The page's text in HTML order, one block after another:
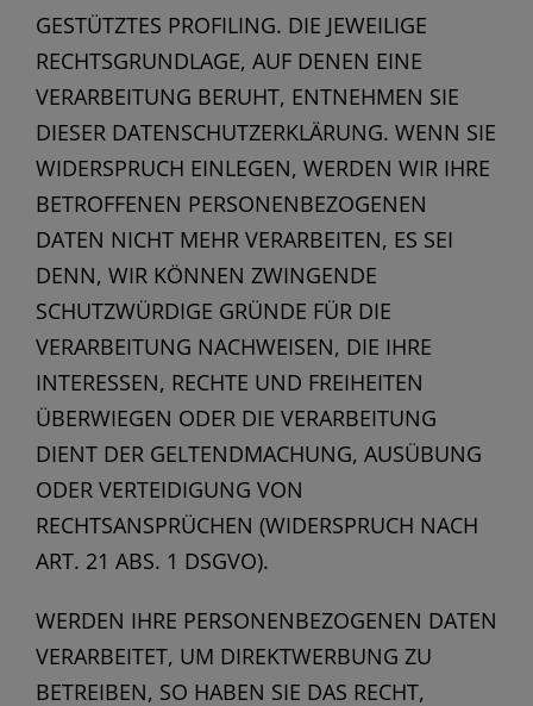
GESTÜTZTES PROFILING. DIE JEWEILIGE
RECHTSGRUNDLAGE, AUF DENEN EINE
VERARBEITUNG BERUHT, ENTNEHMEN SIE
DIESER DATENSCHUTZERKLÄRUNG. WENN SIE
WIDERSPRUCH EINLEGEN, WERDEN WIR IHRE
BETROFFENEN PERSONENBEZOGENEN
DATEN NICHT MEHR VERARBEITEN, ES SEI
DENN, WIR KÖNNEN ZWINGENDE
SCHUTZWÜRDIGE GRÜNDE FÜR DIE
VERARBEITUNG NACHWEISEN, DIE IHRE
INTERESSEN, RECHTE UND FREIHEITEN
ÜBERWIEGEN ODER DIE VERARBEITUNG
DIENT DER GELTENDMACHUNG, AUSÜBUNG
ODER VERTEIDIGUNG VON
RECHTSANSPRÜCHEN (WIDERSPRUCH NACH
ART. 21 ABS. 1 DSGVO).
WERDEN IHRE PERSONENBEZOGENEN DATEN
VERARBEITET, UM DIREKTWERBUNG ZU
BETREIBEN, SO HABEN SIE DAS RECHT,